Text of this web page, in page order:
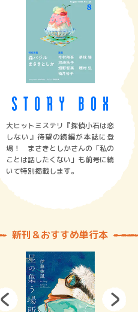
大ヒットミステリ『探偵小石は恋
しない』待望の続編が本誌に登
場！ まさきとしかさんの「私の
ことは話したくない」も前号に続
いて特別掲載します。
新刊＆おすすめ単行本